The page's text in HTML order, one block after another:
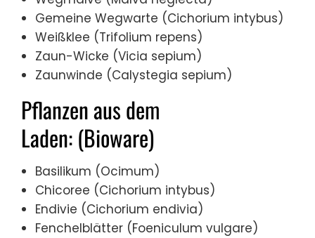
Gemeine Wegwarte (Cichorium intybus)
Weißklee (Trifolium repens)
Zaun-Wicke (Vicia sepium)
Zaunwinde (Calystegia sepium)
Pflanzen aus dem
Laden: (Bioware)
Basilikum (Ocimum)
Chicoree (Cichorium intybus)
Endivie (Cichorium endivia)
Fenchelblätter (Foeniculum vulgare)